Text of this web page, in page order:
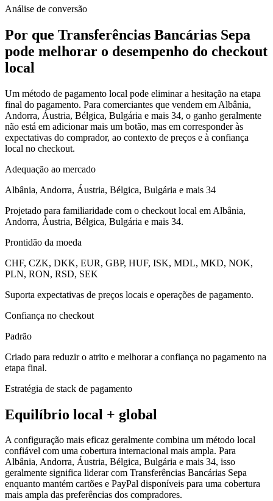
Análise de conversão
Por que Transferências Bancárias Sepa
pode melhorar o desempenho do checkout
local
Um método de pagamento local pode eliminar a hesitação na etapa
final do pagamento. Para comerciantes que vendem em Albânia,
Andorra, Áustria, Bélgica, Bulgária e mais 34, o ganho geralmente
não está em adicionar mais um botão, mas em corresponder às
expectativas do comprador, ao contexto de preços e à confiança
local no checkout.
Adequação ao mercado
Albânia, Andorra, Áustria, Bélgica, Bulgária e mais 34
Projetado para familiaridade com o checkout local em Albânia,
Andorra, Áustria, Bélgica, Bulgária e mais 34.
Prontidão da moeda
CHF, CZK, DKK, EUR, GBP, HUF, ISK, MDL, MKD, NOK,
PLN, RON, RSD, SEK
Suporta expectativas de preços locais e operações de pagamento.
Confiança no checkout
Padrão
Criado para reduzir o atrito e melhorar a confiança no pagamento na
etapa final.
Estratégia de stack de pagamento
Equilíbrio local + global
A configuração mais eficaz geralmente combina um método local
confiável com uma cobertura internacional mais ampla. Para
Albânia, Andorra, Áustria, Bélgica, Bulgária e mais 34, isso
geralmente significa liderar com Transferências Bancárias Sepa
enquanto mantém cartões e PayPal disponíveis para uma cobertura
mais ampla das preferências dos compradores.